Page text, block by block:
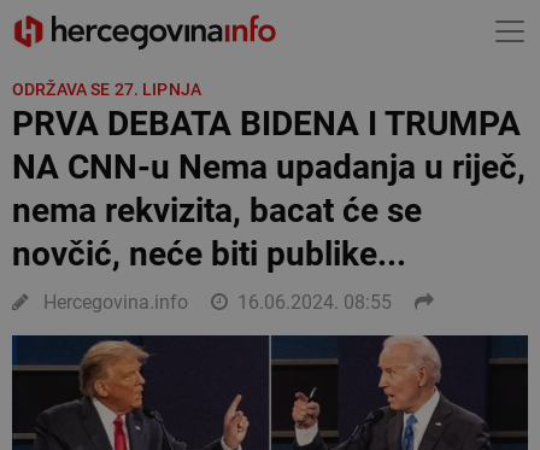
ODRŽAVA SE 27. LIPNJA
PRVA DEBATA BIDENA I TRUMPA
NA CNN-u Nema upadanja u riječ,
nema rekvizita, bacat će se
novčić, neće biti publike...
Hercegovina.info 16.06.2024. 08:55